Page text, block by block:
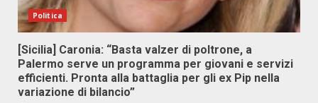
Politica
[Sicilia] Caronia: “Basta valzer di poltrone, a
Palermo serve un programma per giovani e servizi
efficienti. Pronta alla battaglia per gli ex Pip nella
variazione di bilancio”